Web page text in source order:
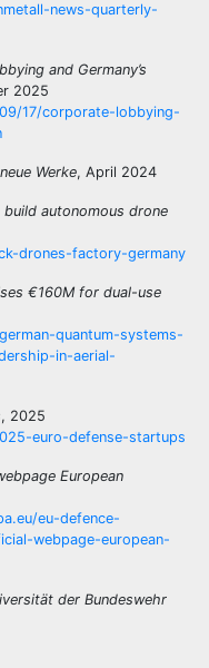
news-quarterly-
and Germany’s
2025
17/corporate-lobbying-
Werke, April 2024
autonomous drone
drones-factory-germany
€160M for dual-use
quantum-systems-
in-aerial-
, 2025
euro-defense-startups
European
eu-defence-
webpage-european-
der Bundeswehr